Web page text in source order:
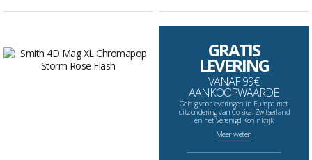
GRATIS
LEVERING
VANAF 99€
AANKOOPWAARDE
Geldig voor leveringen in Europa met
uitzondering van Corsica, Zwitserland
en het Verenigd Koninkrijk
Meer weten
--------------------------------------------------------------------